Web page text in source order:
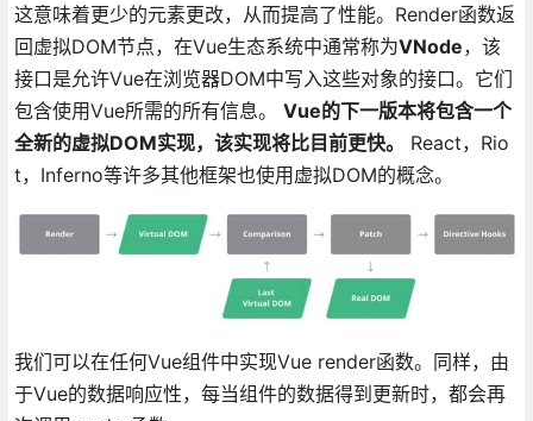
这意味着更少的元素更改，从而提高了性能。Render函数返
回虚拟DOM节点，在Vue生态系统中通常称为VNode，该
接口是允许Vue在浏览器DOM中写入这些对象的接口。它们
包含使用Vue所需的所有信息。 Vue的下一版本将包含一个
全新的虚拟DOM实现，该实现将比目前更快。
React，Rio
t，Inferno等许多其他框架也使用虚拟DOM的概念。
我们可以在任何Vue组件中实现Vue render函数。同样，由
于Vue的数据响应性，每当组件的数据得到更新时，都会再